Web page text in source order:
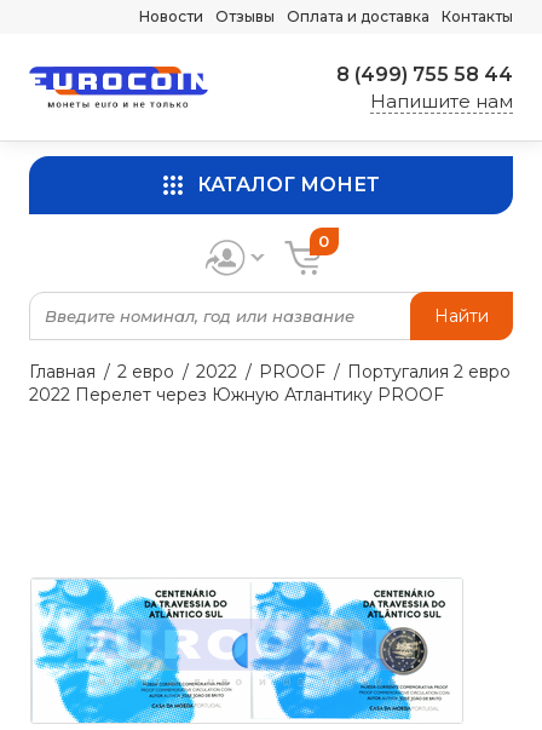
Новости Отзывы Оплата и доставка Контакты
8 (499) 755 58 44
Напишите нам
КАТАЛОГ МОНЕТ
Найти
0
Главная 2 евро 2022 PROOF
Португалия 2 евро
2022 Перелет через Южную Атлантику PROOF